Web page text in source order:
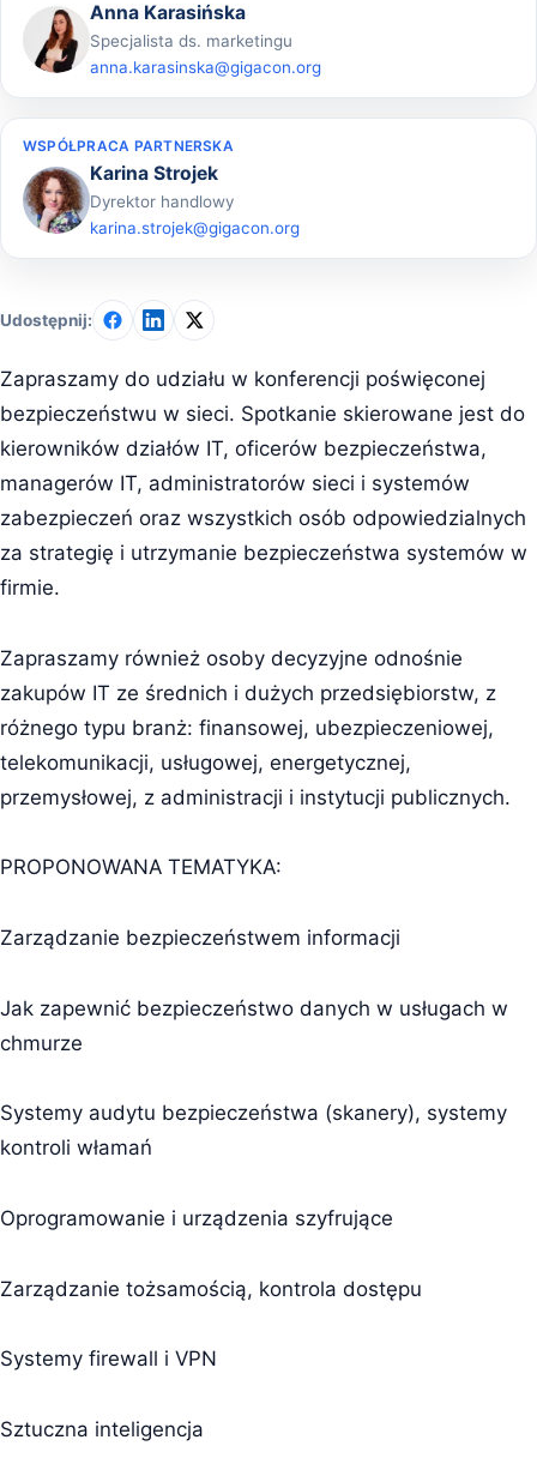
Udostępnij:
Zapraszamy do udziału w konferencji poświęconej
bezpieczeństwu w sieci. Spotkanie skierowane jest do
kierowników działów IT, oficerów bezpieczeństwa,
managerów IT, administratorów sieci i systemów
zabezpieczeń oraz wszystkich osób odpowiedzialnych
za strategię i utrzymanie bezpieczeństwa systemów w
firmie.
Zapraszamy również osoby decyzyjne odnośnie
zakupów IT ze średnich i dużych przedsiębiorstw, z
różnego typu branż: finansowej, ubezpieczeniowej,
telekomunikacji, usługowej, energetycznej,
przemysłowej, z administracji i instytucji publicznych.
PROPONOWANA TEMATYKA:
Zarządzanie bezpieczeństwem informacji
Jak zapewnić bezpieczeństwo danych w usługach w
chmurze
Systemy audytu bezpieczeństwa (skanery), systemy
kontroli włamań
Oprogramowanie i urządzenia szyfrujące
Zarządzanie tożsamością, kontrola dostępu
Systemy firewall i VPN
Sztuczna inteligencja
Anna Karasińska
Specjalista ds. marketingu
anna.karasinska@gigacon.org
WSPÓŁPRACA PARTNERSKA
Karina Strojek
Dyrektor handlowy
karina.strojek@gigacon.org